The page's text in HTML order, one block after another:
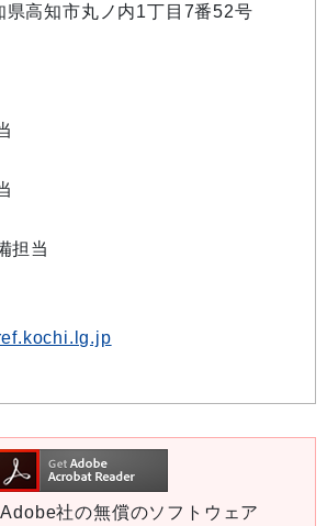
高知市丸ノ内1丁目7番52号
担当
社の無償のソフトウェア